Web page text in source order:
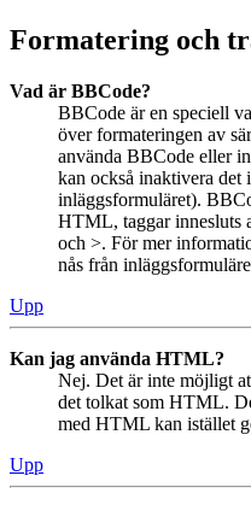
Formatering och
Vad är BBCode?
BBCode är en speciell
över formateringen av
använda BBCode eller
kan också inaktivera det
inläggsformuläret).
HTML, taggar innesluts
och >. För mer
nås från
Upp
Kan jag använda HTML?
Nej. Det är inte möjligt
det tolkat som HTML.
med HTML kan istället
Upp